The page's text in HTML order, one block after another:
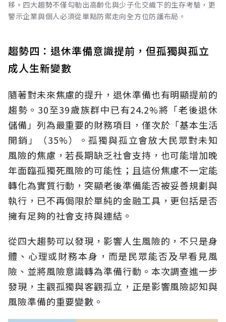
移。四大趨勢不僅勾勒出高齡化與少子化交織下的生存考驗，更
警示企業與個人必須從單點防禦走向全方位防護布局。
趨勢四：退休準備意識提前，但孤獨與孤立
成人生新變數
隨著對未來焦慮的提升，退休準備也有明顯提前的
趨勢。30至39歲族群中已有24.2%將「老後退休
儲備」列為最重要的財務項目，僅次於「基本生活
開銷」（35%）。孤獨與孤立會放大民眾對未知
風險的焦慮，若長期缺乏社會支持，也可能增加晚
年面臨孤獨死風險的可能性；且這份焦慮不一定能
轉化為實質行動，突顯老後準備能否被妥善規劃與
執行，已不再侷限於單純的金融工具，更包括是否
擁有足夠的社會支持與連結。
從四大趨勢可以發現，影響人生風險的，不只是身
體、心理或財務本身，而是民眾能否及早看見風
險、並將風險意識轉為準備行動。本次調查進一步
發現，主觀孤獨與客觀孤立，正是影響風險認知與
風險準備的重要變數。